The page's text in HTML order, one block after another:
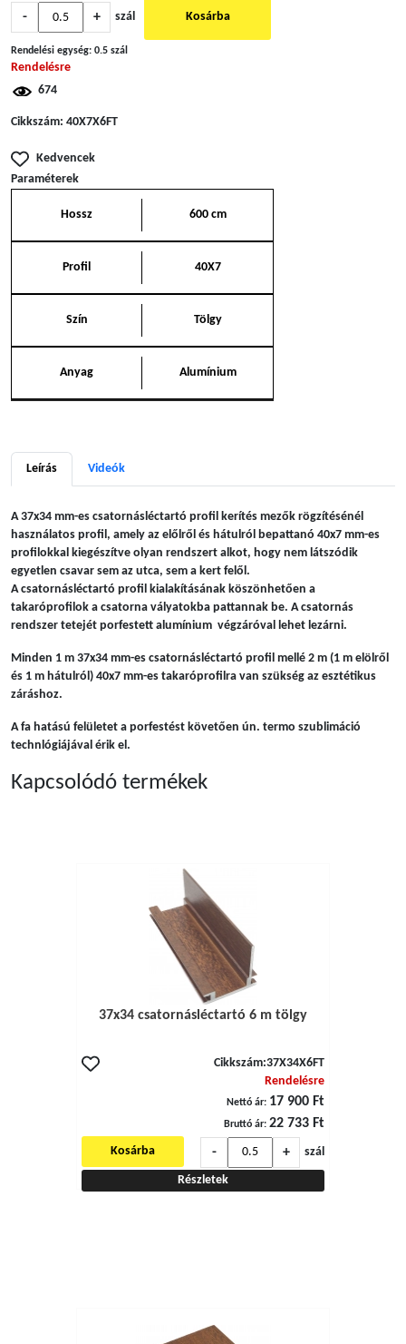
- + szál Kosárba
Rendelési egység: 0.5 szál
Rendelésre
674
Cikkszám: 40X7X6FT
Kedvencek
Paraméterek
Hossz 600 cm
Profil 40X7
Szín Tölgy
Anyag Alumínium
Leírás Videók
A 37x34 mm-es csatornásléctartó profil kerítés mezők rögzítésénél
használatos profil, amely az előlről és hátulról bepattanó 40x7 mm-es
profilokkal kiegészítve olyan rendszert alkot, hogy nem látszódik
egyetlen csavar sem az utca, sem a kert felől.
A csatornásléctartó profil kialakításának köszönhetően a
takaróprofilok a csatorna vályatokba pattannak be. A csatornás
rendszer tetejét porfestett alumínium végzáróval lehet lezárni.
Minden 1 m 37x34 mm-es csatornásléctartó profil mellé 2 m (1 m elölről
és 1 m hátulról) 40x7 mm-es takaróprofilra van szükség az esztétikus
záráshoz.
A fa hatású felületet a porfestést követően ún. termo szublimáció
technlógiájával érik el.
Kapcsolódó termékek
37x34 csatornásléctartó 6 m tölgy
Cikkszám:37X34X6FT
Rendelésre
Nettó ár: 17 900 Ft
Bruttó ár: 22 733 Ft
-
+ szál
Kosárba
Részletek